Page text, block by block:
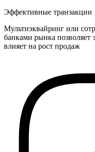
Эффективные транзакции
Мультиэквайринг или
банками рынка позволяет
влияет на рост продаж